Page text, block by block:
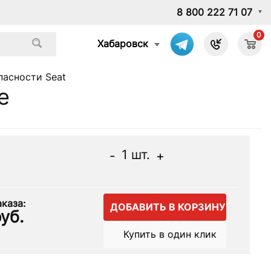
8 800 222 71 07
Хабаровск
0
Seat
- 1 шт. +
ДОБАВИТЬ В КОРЗИНУ
Купить в один клик